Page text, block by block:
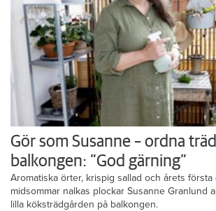
Gör som Susanne – ordna
balkongen: ”God gärning”
Aromatiska örter, krispig sallad och årets första
midsommar nalkas plockar Susanne Granlund
lilla köksträdgården på balkongen.